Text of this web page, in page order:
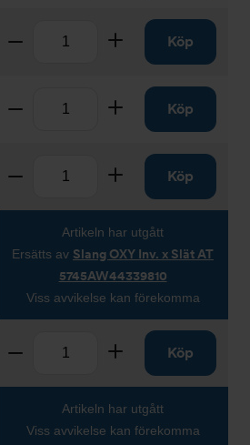
Ta bort Lägg tillKöp
Ta bort Lägg tillKöp
Ta bort Lägg tillKöp
Artikeln har utgått
Ersätts av Slang OXY Inv. x Slät AT
5745AW44339810
Viss avvikelse kan förekomma
Ta bort Lägg tillKöp
Artikeln har utgått
Viss avvikelse kan förekomma